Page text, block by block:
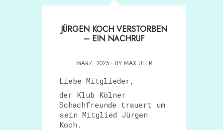
JÜRGEN KOCH VERSTORBEN
– EIN NACHRUF
MÄRZ, 2025 · BY MAX UFER
Liebe Mitglieder,
der Klub Kölner
Schachfreunde trauert um
sein Mitglied Jürgen
Koch.